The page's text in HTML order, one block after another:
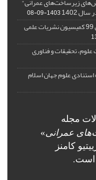
1403-09-08
اخذ درجه علمی با رتبه «ب» در ارزیابی سال 99 کمیسیون نشریات علمی
تحقیقات و فناوری
علوم جهان اسلام
مجله
عمرانی»
کامنز
است.